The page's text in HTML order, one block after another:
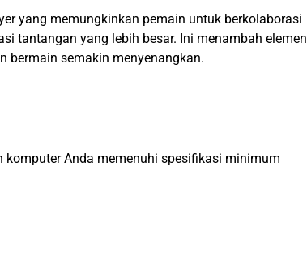
yang memungkinkan pemain untuk berkolaborasi
tantangan yang lebih besar. Ini menambah elemen
bermain semakin menyenangkan.
Anda memenuhi spesifikasi minimum